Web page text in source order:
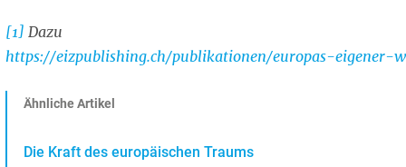
[1] Dazu
https://eizpublishing.ch/publikationen/europas-eigener-
Ähnliche Artikel
Die Kraft des europäischen Traums